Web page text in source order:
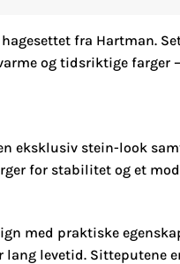
fra Hartman.
og tidsriktige farger
eksklusiv stein-look
for stabilitet og et
med praktiske
levetid. Sitteputene